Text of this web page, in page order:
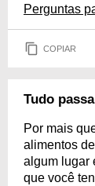
Perguntas
COPIAR
Tudo passa
Por mais
alimentos
algum lugar
que você